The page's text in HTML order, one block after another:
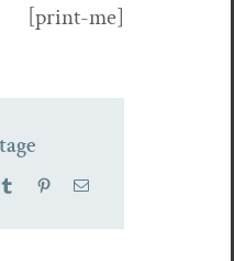
sous
[print-me]
Tumblr PinterestEmail